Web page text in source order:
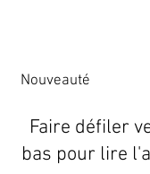
Nouveauté
Faire défiler
bas pour lire